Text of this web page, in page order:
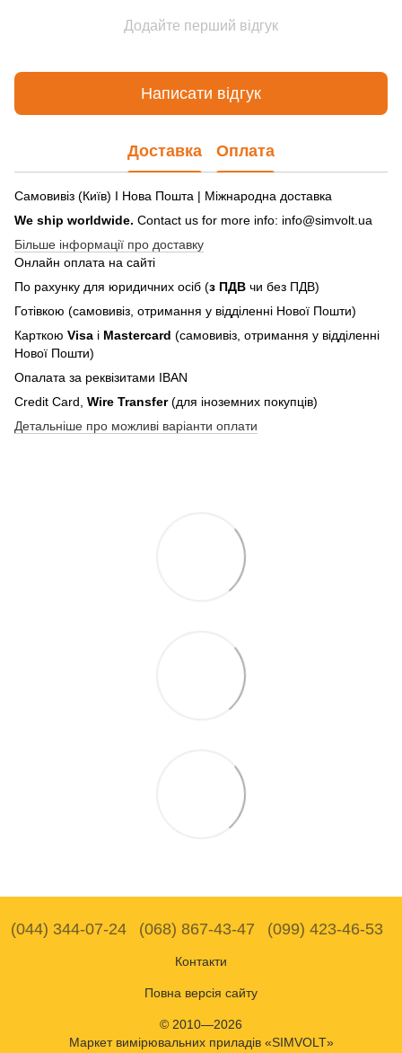
Додайте перший відгук
Написати відгук
Доставка Оплата
Самовивіз (Київ) І Нова Пошта | Міжнародна доставка
We ship worldwide. Contact us for more info: info@simvolt.ua
Більше інформації про доставку
Онлайн оплата на сайті
По рахунку для юридичних осіб (з ПДВ чи без ПДВ)
Готівкою (самовивіз, отримання у відділенні Нової Пошти)
Карткою Visa і Mastercard (самовивіз, отримання у відділенні
Нової Пошти)
Опалата за реквізитами IBAN
Credit Card, Wire Transfer(для іноземних покупців)
Детальніше про можливі варіанти оплати
(044) 344-07-24 (068) 867-43-47 (099) 423-46-53
Контакти
Повна версія сайту
© 2010—2026
Маркет вимірювальних приладів «SIMVOLT»